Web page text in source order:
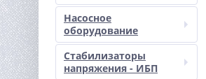
Насосное
оборудование
Стабилизаторы
напряжения - ИБП